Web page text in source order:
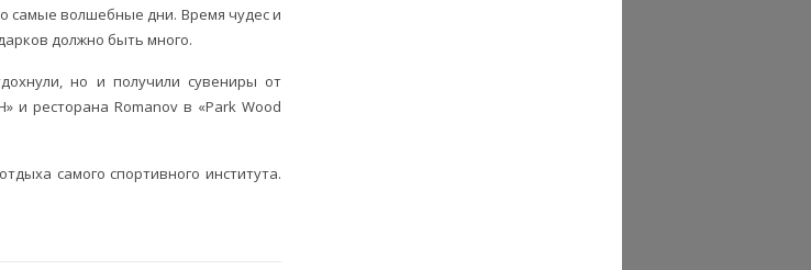
самые волшебные дни. Время чудес и
должно быть много.
но и получили сувениры от
и ресторана Romanov в «Park Wood
самого спортивного института.